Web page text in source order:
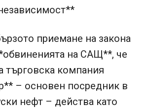
приемане на закона
на САЩ**, че
търговска компания
– основен посредник в
нефт – действа като